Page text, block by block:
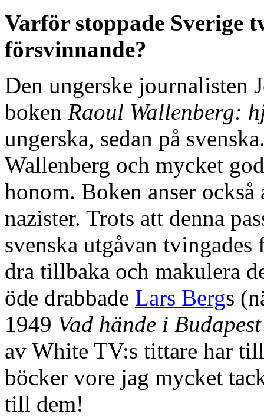
Varför stoppade Sverige
försvinnande?
Den ungerske journalisten
boken Raoul Wallenberg:
ungerska, sedan på
Wallenberg och mycket
honom. Boken anser
nazister. Trots att denna
svenska utgåvan
dra tillbaka och makulera
öde drabbade Lars Bergs
1949 Vad hände i
av White TV:s tittare har
böcker vore jag mycket
till dem!